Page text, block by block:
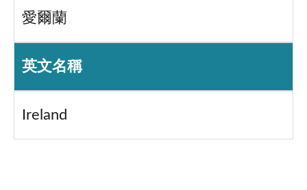
愛爾蘭
英文名稱
Ireland